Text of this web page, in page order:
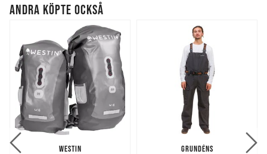
ANDRA KÖPTE OCKSÅ
WESTIN GRUNDÉNS